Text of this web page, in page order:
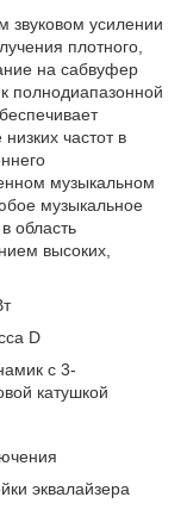
звуковом усилении
плотного,
на сабвуфер
полнодиапазонной
частот в
музыкальном
музыкальное
область
высоких,
D
с 3-
катушкой
эквалайзера